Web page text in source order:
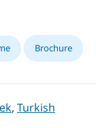
Brochure
, Turkish